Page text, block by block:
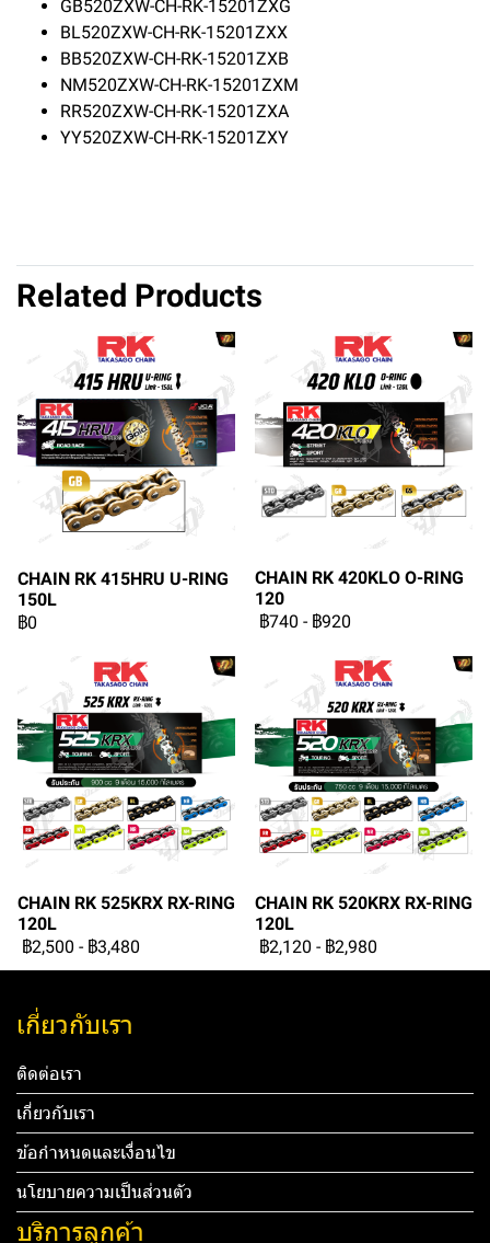
GB520ZXW-CH-RK-15201ZXG
BL520ZXW-CH-RK-15201ZXX
BB520ZXW-CH-RK-15201ZXB
NM520ZXW-CH-RK-15201ZXM
RR520ZXW-CH-RK-15201ZXA
YY520ZXW-CH-RK-15201ZXY
Related Products
CHAIN RK 415HRU U-RING
150L
฿0
CHAIN RK 420KLO O-RING
120
฿740 - ฿920
CHAIN RK 525KRX RX-RING
120L
฿2,500 - ฿3,480
CHAIN RK 520KRX RX-RING
120L
฿2,120 - ฿2,980
เกี่ยวกับเรา
ติดต่อเรา
เกี่ยวกับเรา
ข้อกำหนดและเงื่อนไข
นโยบายความเป็นส่วนตัว
บริการลูกค้า